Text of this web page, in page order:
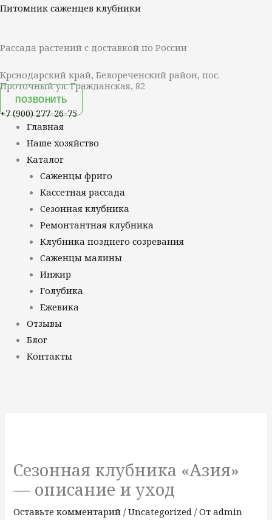
Перейти
Питомник саженцев клубники
Рассада растений с доставкой по России
Крснодарский край, Белореченский район, пос.
Проточный ул. Гражданская, 82
ПОЗВОНИТЬ
+7 (900) 277-26-75
Меню
Главная
Наше хозяйство
Каталог
Саженцы фриго
Кассетная рассада
Сезонная клубника
Ремонтантная клубника
Клубника позднего созревания
Саженцы малины
Инжир
Голубика
Ежевика
Отзывы
Блог
Контакты
Сезонная клубника «Азия»
— описание и уход
Оставьте комментарий /Uncategorized / Отadmin